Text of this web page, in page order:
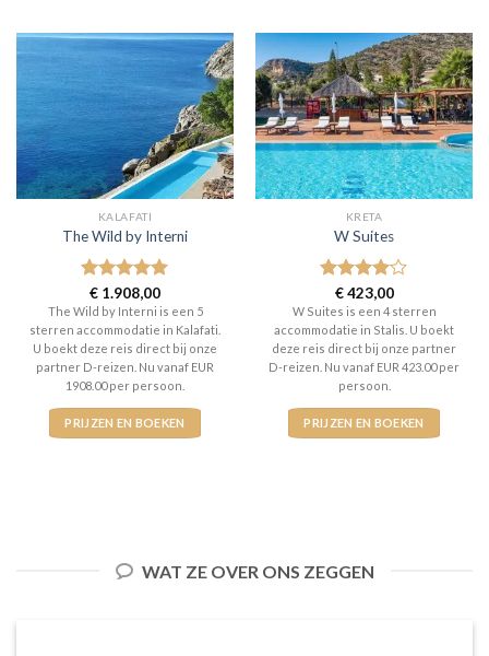
KALAFATI
The Wild by Interni
Gewaardeerd
5uit 5
€ 1.908,00
The Wild by Interni is een 5
sterren accommodatie in Kalafati.
U boekt deze reis direct bij onze
partner D-reizen. Nu vanaf EUR
1908.00 per persoon.
PRIJZEN EN BOEKEN
KRETA
W Suites
Gewaardeerd
4uit 5
€423,00
W Suites is een 4 sterren
accommodatie in Stalis. U boekt
deze reis direct bij onze partner
D-reizen. Nu vanaf EUR 423.00 per
persoon.
PRIJZEN EN BOEKEN
WAT ZE OVER ONS ZEGGEN